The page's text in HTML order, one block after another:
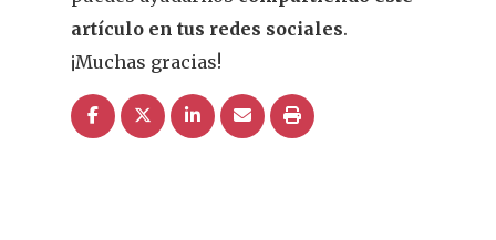
artículo en tus redes sociales.
¡Muchas gracias!